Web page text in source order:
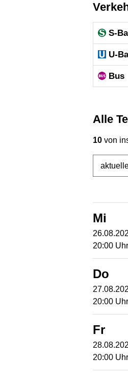
S-
U-
Bus
Alle
10 von
Mi
20:00 Uhr
Do
20:00 Uhr
Fr
20:00 Uhr